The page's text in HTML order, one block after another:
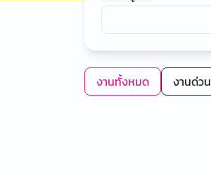
งานทั้งหมด งานด่วน